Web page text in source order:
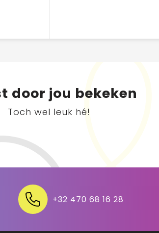
door jou bekeken
Toch wel leuk hé!
+32 470 68 16 28